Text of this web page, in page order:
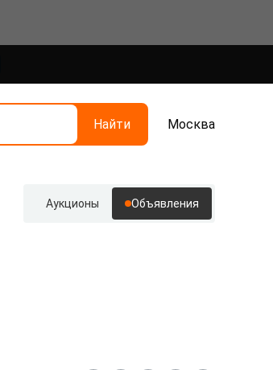
Найти Москва
Аукционы Объявления